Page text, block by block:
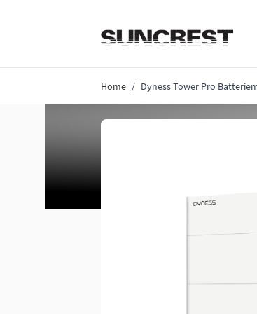
Home / Dyness Tower Pro